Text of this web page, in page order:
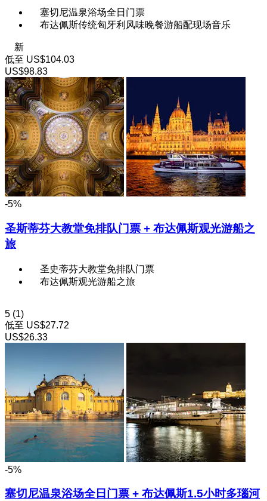
塞切尼温泉浴场全日门票
布达佩斯传统匈牙利风味晚餐游船配现场音乐
新
低至 US$104.03
US$98.83
-5%
圣斯蒂芬大教堂免排队门票 + 布达佩斯观光游船之
旅
圣史蒂芬大教堂免排队门票
布达佩斯观光游船之旅
5 (1)
低至 US$27.72
US$26.33
-5%
塞切尼温泉浴场全日门票 + 布达佩斯1.5小时多瑙河